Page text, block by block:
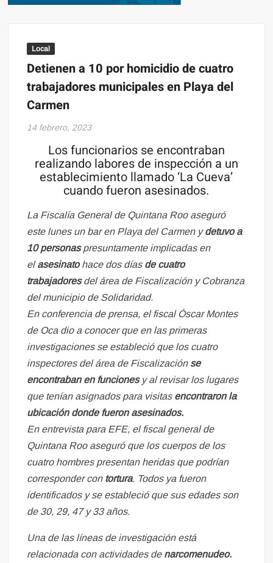
Local
Detienen a 10 por homicidio de cuatro
trabajadores municipales en Playa del
Carmen
14 febrero, 2023
Los funcionarios se encontraban
realizando labores de inspección a un
establecimiento llamado ‘La Cueva’
cuando fueron asesinados.
La Fiscalía General de Quintana Roo aseguró
este lunes un bar en Playa del Carmen ydetuvo a
10 personaspresuntamente implicadas en
elasesinatohace dos díasde cuatro
trabajadoresdel área de Fiscalización y Cobranza
del municipio de Solidaridad.
En conferencia de prensa, el fiscal Óscar Montes
de Oca dio a conocer que en las primeras
investigaciones se estableció que los cuatro
inspectores del área de Fiscalización se
encontraban en funcionesy al revisar los lugares
que tenían asignados para visitas encontraron la
ubicación donde fueron asesinados.
En entrevista para EFE, el fiscal general de
Quintana Roo aseguró que los cuerpos de los
cuatro hombres presentan heridas que podrían
corresponder con tortura. Todos ya fueron
identificados y se estableció que sus edades son
de 30, 29, 47 y 33 años.
Una de las líneas de investigación está
relacionada con actividades de narcomenudeo.